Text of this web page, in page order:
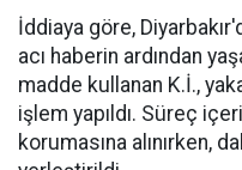
İddiaya göre,
acı haberin ardından
madde kullanan K.İ.,
işlem yapıldı. Süreç
korumasına alınırken,